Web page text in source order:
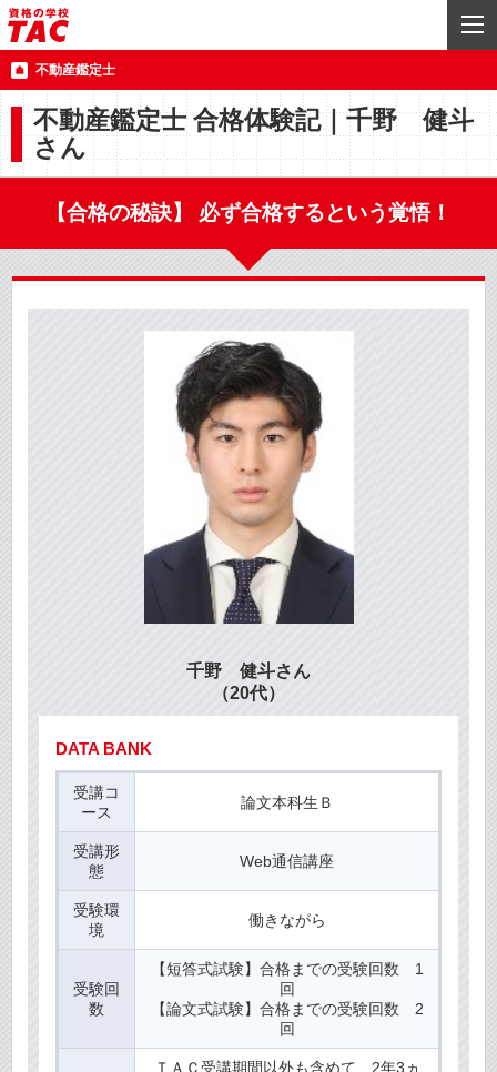
不動産鑑定士
不動産鑑定士 合格体験記｜千野 健斗
さん
【合格の秘訣】 必ず合格するという覚悟！
千野 健斗さん
（20代）
DATA BANK
受講コ
ース
論文本科生Ｂ
受講形
態
Web通信講座
受験環
境
働きながら
受験回
数
【短答式試験】合格までの受験回数 1
回
【論文式試験】合格までの受験回数 2
回
ＴＡＣ受講期間以外も含めて 2年3ヵ